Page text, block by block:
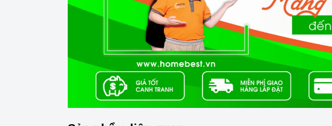
TẠI SAO NÊN TIN CHỌN HOMEBEST CARE?
- Cam kết linh kiện và thiết bị thay thếchính hãng
Giá cả tiết kiệm, minh bạch, rõ ràng, không thêm phí.
- Dịch vụ khách hàngchu đáo, tận tình – bảo hành bảo
Hoàn tiền 100%nếu chất lượng không đúng như cam
- Giao hàngtận nhà,không phát sinh phívận chuyển.